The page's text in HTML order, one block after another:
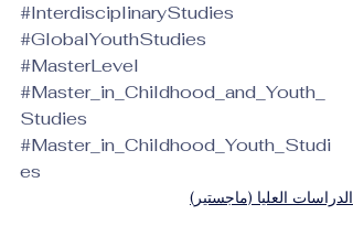
#InterdisciplinaryStudies
#GlobalYouthStudies
#MasterLevel
#Master_in_Childhood_and_Youth_
Studies
#Master_in_Childhood_Youth_Studi
es
الدراسات العليا (ماجستير)